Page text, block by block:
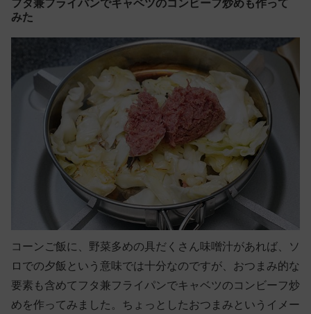
フタ兼フライパンでキャベツのコンビーフ炒めも作って
みた
コーンご飯に、野菜多めの具だくさん味噌汁があれば、ソ
ロでの夕飯という意味では十分なのですが、おつまみ的な
要素も含めてフタ兼フライパンでキャベツのコンビーフ炒
めを作ってみました。ちょっとしたおつまみというイメー